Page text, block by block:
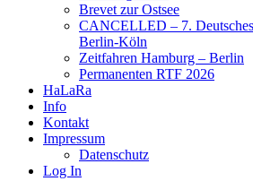
Brevet zur Ostsee
CANCELLED – 7.
Berlin-Köln
Zeitfahren Hamburg – Berlin
Permanenten RTF 2026
HaLaRa
Info
Kontakt
Impressum
Datenschutz
Log In